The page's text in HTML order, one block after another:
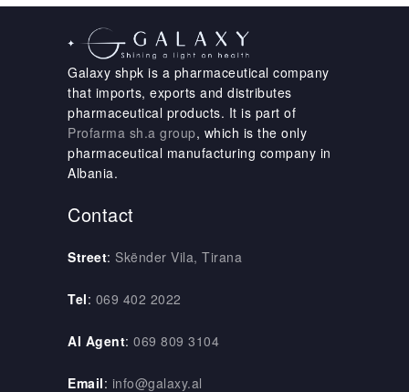
Galaxy shpk is a pharmaceutical company
that imports, exports and distributes
pharmaceutical products. It is part of
Profarma sh.a group, which is the only
pharmaceutical manufacturing company in
Albania.
Contact
Street: Skënder Vila, Tirana
Tel: 069 402 2022
AI Agent: 069 809 3104
Email: info@galaxy.al